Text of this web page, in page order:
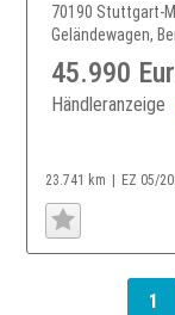
70190 Stuttgart-
Geländewagen,
45.990
Händleranzeige
23.741 km EZ 05/
1